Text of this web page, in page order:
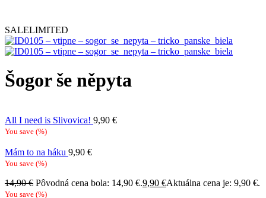
SALELIMITED
Šogor še něpyta
All I need is Slivovica! 9,90 €
You save (%)
Mám to na háku 9,90 €
You save (%)
14,90€ Pôvodná cena bola: 14,90 €.9,90 €Aktuálna cena je: 9,90 €.
You save (%)